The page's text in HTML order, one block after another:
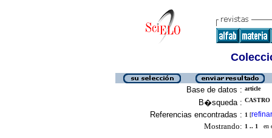
Base de datos : article
B�squeda :
Referencias encontradas : 1 [refinar
Mostrando: 1 .. 1 en